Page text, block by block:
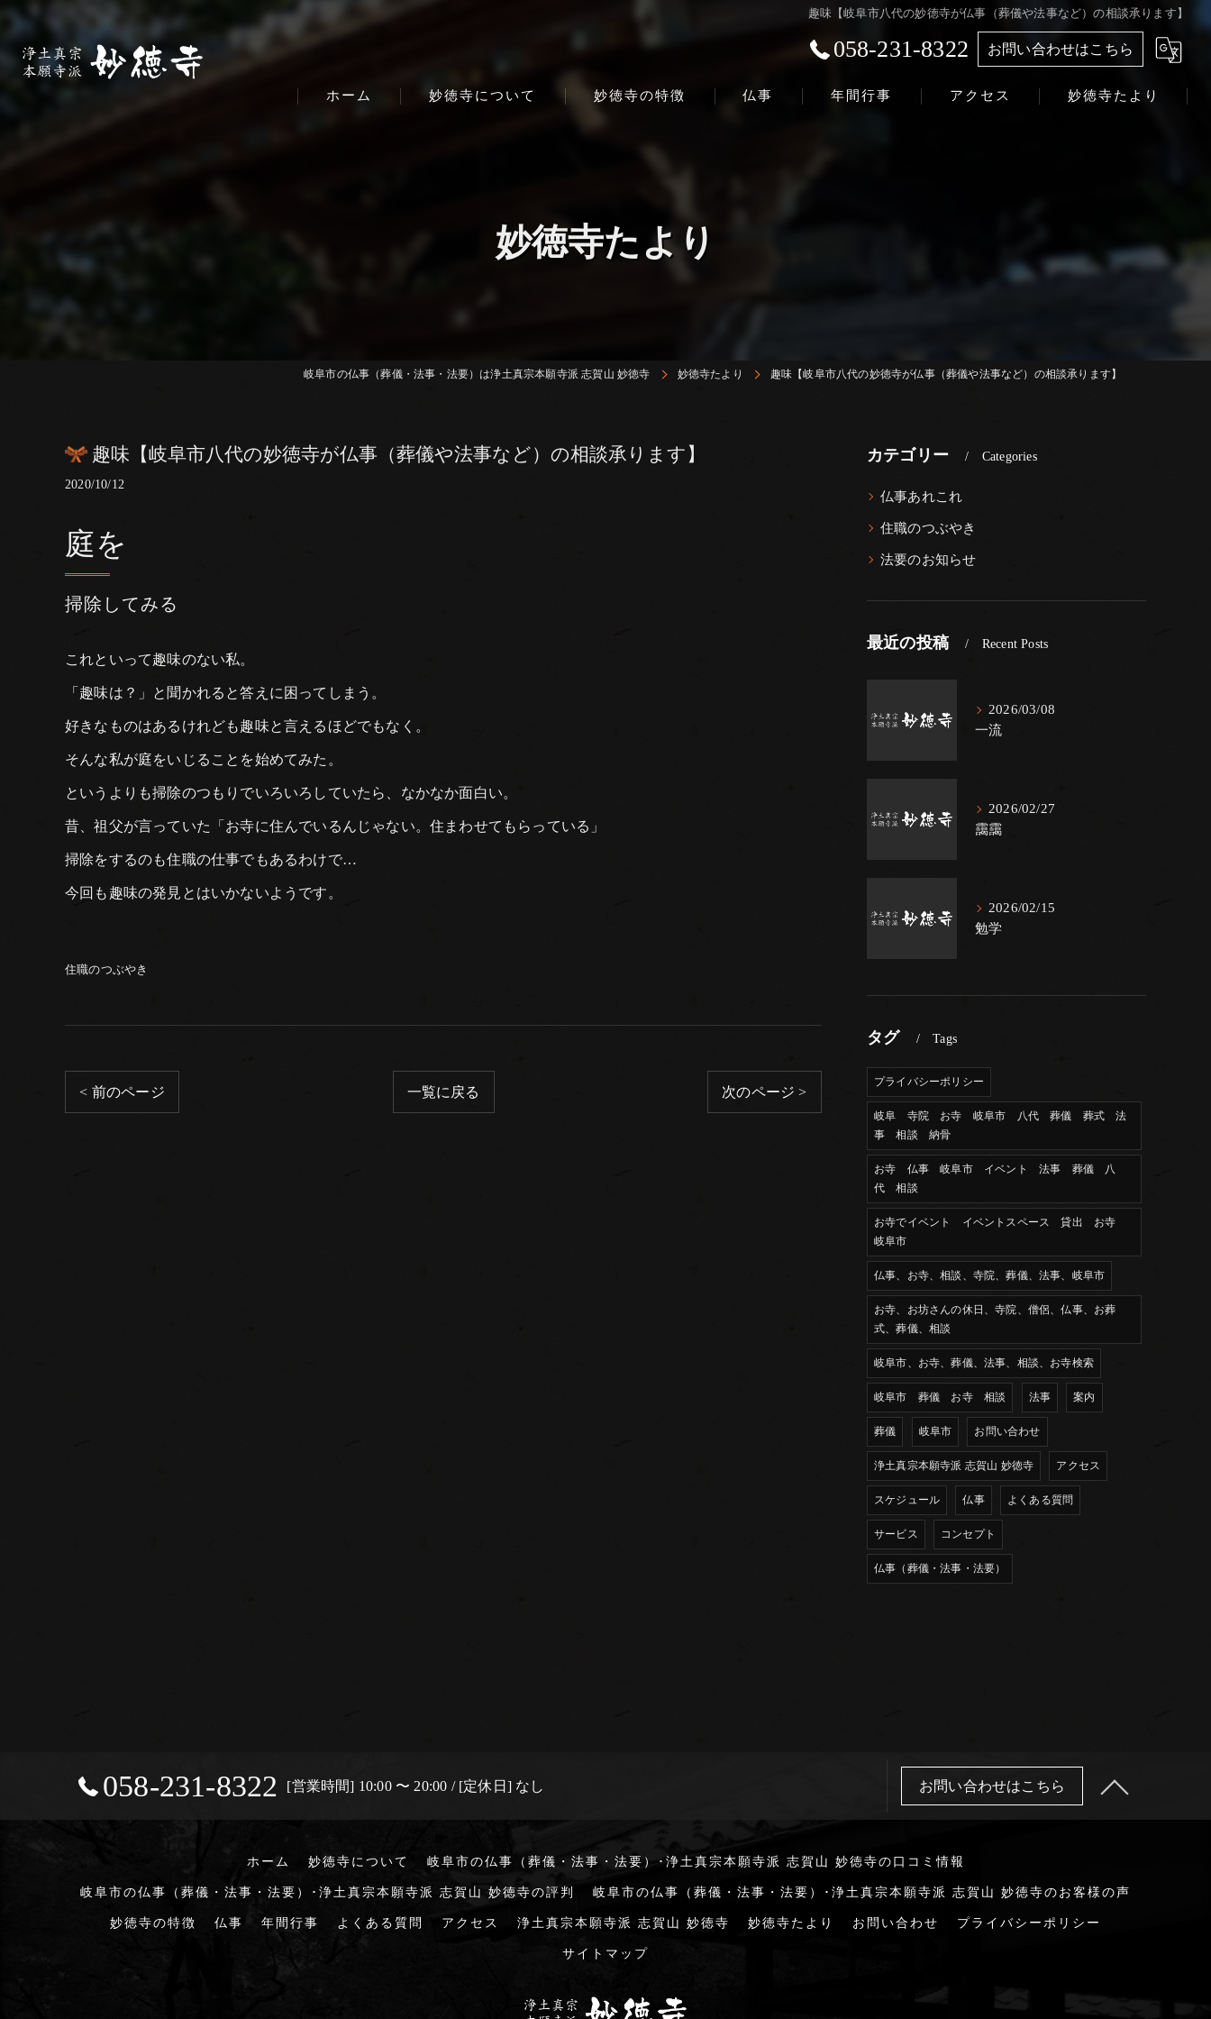
趣味【岐阜市八代の妙徳寺が仏事（葬儀や法事など）の相談承ります】
058-231-8322 お問い合わせはこちら
ホーム 妙徳寺について 妙徳寺の特徴 仏事 年間行事 アクセス 妙徳寺たより
妙徳寺たより
岐阜市の仏事（葬儀・法事・法要）は浄土真宗本願寺派 志賀山 妙徳寺 妙徳寺たより 趣味【岐阜市八代の妙徳寺が仏事（葬儀や法事など）の相談承ります】
趣味【岐阜市八代の妙徳寺が仏事（葬儀や法事など）の相談承ります】
2020/10/12
掃除してみる
庭を
これといって趣味のない私。
「趣味は？」と聞かれると答えに困ってしまう。
好きなものはあるけれども趣味と言えるほどでもなく。
そんな私が庭をいじることを始めてみた。
というよりも掃除のつもりでいろいろしていたら、なかなか面白い。
昔、祖父が言っていた「お寺に住んでいるんじゃない。住まわせてもらっている」
掃除をするのも住職の仕事でもあるわけで…
今回も趣味の発見とはいかないようです。
住職のつぶやき
< 前のページ 一覧に戻る 次のページ >
カテゴリー Categories
仏事あれこれ
住職のつぶやき
法要のお知らせ
最近の投稿 Recent Posts
2026/03/08
一流
2026/02/27
靄靄
2026/02/15
勉学
タグ Tags
プライバシーポリシー
岐阜 寺院 お寺 岐阜市 八代 葬儀 葬式 法
事 相談 納骨
お寺 仏事 岐阜市 イベント 法事 葬儀 八
代 相談
お寺でイベント イベントスペース 貸出 お寺
岐阜市
仏事、お寺、相談、寺院、葬儀、法事、岐阜市
お寺、お坊さんの休日、寺院、僧侶、仏事、お葬
式、葬儀、相談
岐阜市、お寺、葬儀、法事、相談、お寺検索
岐阜市 葬儀 お寺 相談 法事 案内
葬儀 岐阜市 お問い合わせ
浄土真宗本願寺派 志賀山 妙徳寺 アクセス
スケジュール 仏事 よくある質問
サービス コンセプト
仏事（葬儀・法事・法要）
058-231-8322 [営業時間] 10:00 〜 20:00 / [定休日] なし お問い合わせはこちら
ホーム 妙徳寺について 岐阜市の仏事（葬儀・法事・法要）･浄土真宗本願寺派 志賀山 妙徳寺の口コミ情報
岐阜市の仏事（葬儀・法事・法要）･浄土真宗本願寺派 志賀山 妙徳寺の評判 岐阜市の仏事（葬儀・法事・法要）･浄土真宗本願寺派 志賀山 妙徳寺のお客様の声
妙徳寺の特徴 仏事 年間行事 よくある質問 アクセス 浄土真宗本願寺派 志賀山 妙徳寺 妙徳寺たより お問い合わせ プライバシーポリシー
サイトマップ